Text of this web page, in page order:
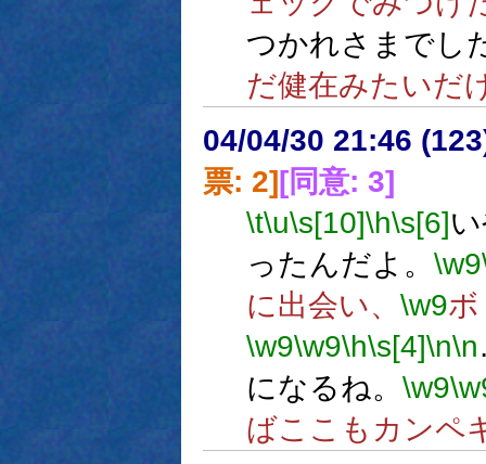
つかれさまでし
だ健在みたいだ
04/04/30 21:46
票: 2][同意: 3]
\t\u\s[10]\h\s[6]
ったんだよ。 \w9
に出会い、 \w9
\w9\w9\h\s[4]\n\n
になるね。 \w9
ばここもカンペ